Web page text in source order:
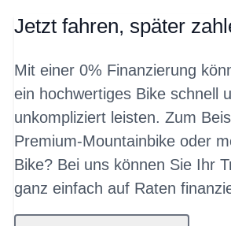
Jetzt fahren, später
Mit einer 0% Finanzierung
ein hochwertiges Bike schnell
unkompliziert leisten. Zum
Premium-Mountainbike oder
Bike? Bei uns können Sie Ihr
ganz einfach auf Raten